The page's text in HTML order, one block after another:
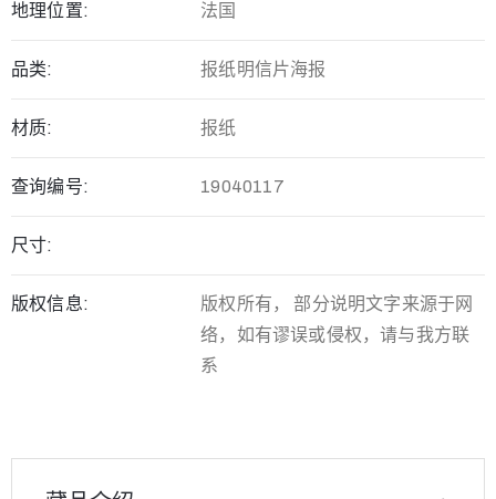
地理位置: 法国
品类: 报纸明信片海报
材质: 报纸
查询编号: 19040117
尺寸:
版权信息:
版权所有， 部分说明文字来源于网
络，如有谬误或侵权，请与我方联
系